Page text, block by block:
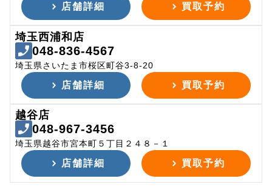
店舗詳細 買取予約
埼玉西浦和店
048-836-4567
埼玉県さいたま市桜区町谷3-8-20
店舗詳細 買取予約
越谷店
048-967-3456
埼玉県越谷市宮本町５丁目２４８－１
店舗詳細 買取予約